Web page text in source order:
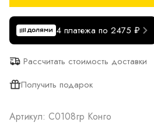
4 платежа по 2475 ₽
Рассчитать стоимость доставки
Получить подарок
Артикул: С0108гр Конго